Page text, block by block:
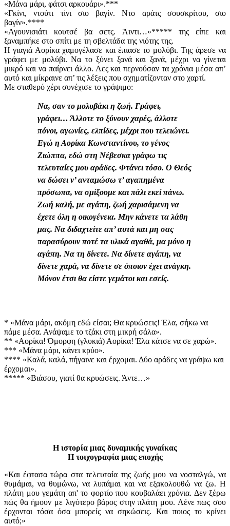
«Μάνα μάρι, φάτσι αρκουάρι».***
«Γκίνι, ντούτι τίνι σιο βαγίν. Ντο αράτς σουσκρίτου, σιο
βαγίν».****
«Αγουνισιάτι κουτσέ βα σετς. Άιντι…»***** της είπε και
ξαναμπήκε στο σπίτι με τη σβελτάδα της νιότης της.
Η γιαγιά Αορίκα χαμογέλασε και έπιασε το μολύβι. Της άρεσε να
γράφει με μολύβι. Να το ξύνει ξανά και ξανά, μέχρι να γίνεται
μικρό και να παίρνει άλλο. Λες και περνούσαν τα χρόνια μέσα απ’
αυτό και μίκραινε απ’ τις λέξεις που σχηματίζονταν στο χαρτί.
Με σταθερό χέρι συνέχισε το γράψιμο:
Να, σαν το μολυβάκι η ζωή. Γράφει,
γράφει… Άλλοτε το ξύνουν χαρές, άλλοτε
πόνοι, αγωνίες, ελπίδες, μέχρι που τελειώνει.
Εγώ η Αορίκα Κωνσταντίνου, το γένος
Ζιώππα, εδώ στη Νέβεσκα γράφω τις
τελευταίες μου αράδες. Φτάνει τόσο. Ο Θεός
να δώσει ν’ ανταμώσω τ’ αγαπημένα
πρόσωπα, να σμίξουμε και πάλι εκεί πάνω.
Ζωή καλή, με αγάπη, ζωή χαρισάμενη να
έχετε όλη η οικογένεια. Μην κάνετε τα λάθη
μας. Να διδαχτείτε απ’ αυτά και μη σας
παρασύρουν ποτέ τα υλικά αγαθά, μα μόνο η
αγάπη. Να τη δίνετε. Να δίνετε αγάπη, να
δίνετε χαρά, να δίνετε σε όποιον έχει ανάγκη.
Μόνον έτσι θα είστε γεμάτοι και εσείς.
* «Μάνα μάρι, ακόμη εδώ είσαι; Θα κρυώσεις! Έλα, σήκω να
πάμε μέσα. Ανάψαμε το τζάκι στη μικρή σάλα».
** «Αορίκα! Όμορφη (γλυκιά) Αορίκα! Έλα κάτσε να σε χαρώ».
*** «Μάνα μάρι, κάνει κρύο».
**** «Καλά, καλά, πήγαινε και έρχομαι. Δύο αράδες να γράψω και
έρχομαι».
***** «Βιάσου, γιατί θα κρυώσεις. Άντε…»
Η ιστορία μιας δυναμικής γυναίκας
Η τοιχογραφία μιας εποχής
«Και έφτασα τώρα στα τελευταία της ζωής μου να νοσταλγώ, να
θυμάμαι, να θυμώνω, να λυπάμαι και να εξακολουθώ να ζω. Η
πλάτη μου γεμάτη απ' το φορτίο που κουβαλάει χρόνια. Δεν ξέρω
πώς θα ήμουν με λιγότερο βάρος στην πλάτη μου. Λένε πως σου
έρχονται τόσα όσα μπορείς να σηκώσεις. Και ποιος το κρίνει
αυτό;»